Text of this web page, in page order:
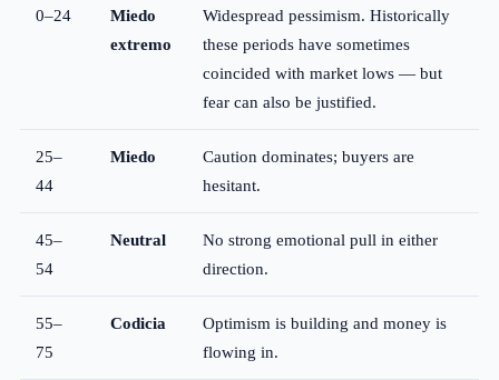
0–24
Miedo
extremo
Widespread pessimism. Historically
these periods have sometimes
coincided with market lows — but
fear can also be justified.
25–
44
Miedo
Caution dominates; buyers are
hesitant.
45–
54
Neutral
No strong emotional pull in either
direction.
55–
75
Codicia
Optimism is building and money is
flowing in.